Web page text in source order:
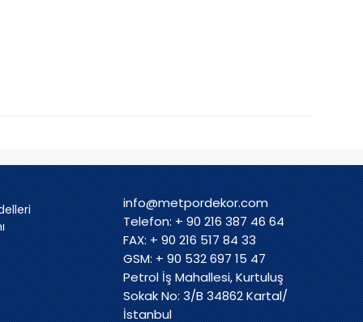
info@metpordekor.com
Telefon: + 90 216 387 46 64
FAX: + 90 216 517 84 33
GSM: + 90 532 697 15 47
Petrol İş Mahallesi, Kurtuluş
Sokak No: 3/B 34862 Kartal/
İstanbul